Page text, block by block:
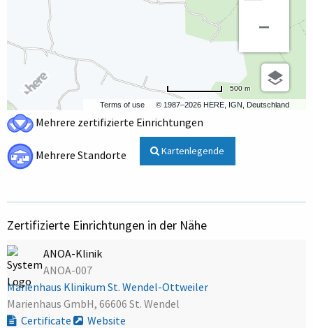
Terms of use © 1987–2026 HERE, IGN, Deutschland
500 m
Mehrere zertifizierte Einrichtungen
Mehrere Standorte Kartenlegende
Zertifizierte Einrichtungen in der Nähe
ANOA-Klinik
ANOA-007
Marienhaus Klinikum St. Wendel-Ottweiler
Marienhaus GmbH, 66606 St. Wendel
Certificate
Website